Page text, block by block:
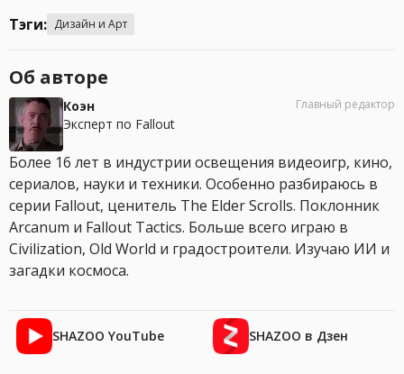
Тэги: Дизайн и Арт
Об авторе
Коэн
Эксперт по Fallout
Главный редактор
Более 16 лет в индустрии освещения видеоигр, кино,
сериалов, науки и техники. Особенно разбираюсь в
серии Fallout, ценитель The Elder Scrolls. Поклонник
Arcanum и Fallout Tactics. Больше всего играю в
Civilization, Old World и градостроители. Изучаю ИИ и
загадки космоса.
SHAZOO YouTube SHAZOO в Дзен